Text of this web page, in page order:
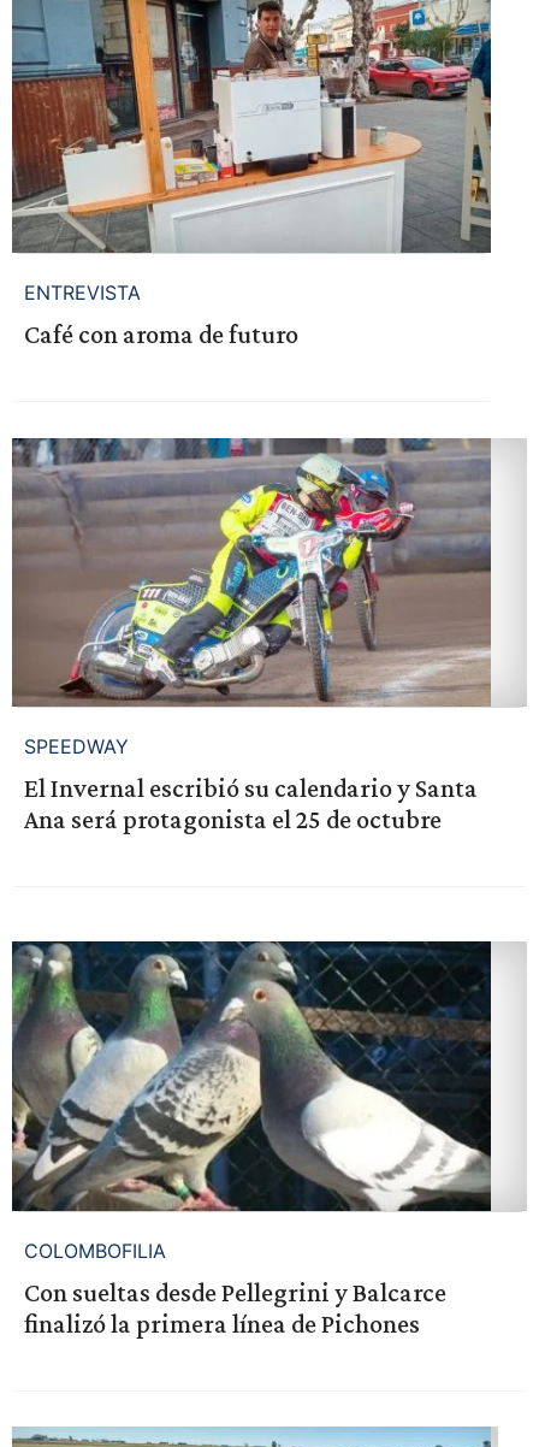
ENTREVISTA
Café con aroma de futuro
SPEEDWAY
El Invernal escribió su calendario y Santa
Ana será protagonista el 25 de octubre
COLOMBOFILIA
Con sueltas desde Pellegrini y Balcarce
finalizó la primera línea de Pichones